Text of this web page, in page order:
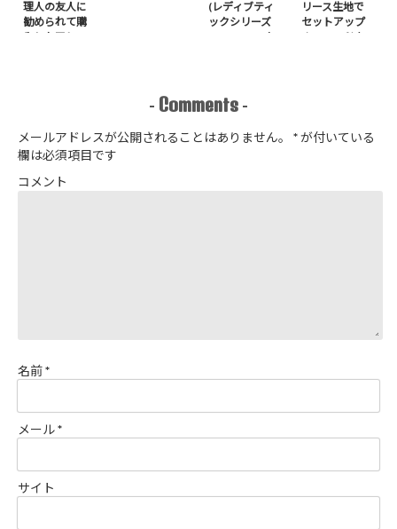
理人の友人に
勧められて購
入したアレ
(レディブティ
ックシリーズ
no.8272) か
アップジャケ
ットを作りま
リース生地で
セットアップ
＋スヌードを1
- Comments -
メールアドレスが公開されることはありません。 *が付いている
欄は必須項目です
コメント
名前*
メール*
サイト